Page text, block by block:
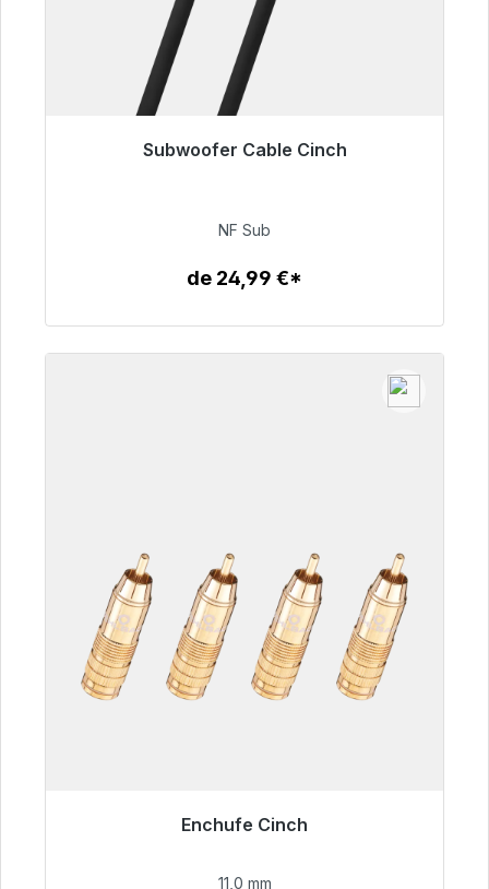
Subwoofer Cable Cinch
Listo para envío inmediato, plazo de entrega
63,99 €
NF Sub
de 24,99 €*
Enchufe Cinch
Listo para envío inmediato, plazo de entrega
11,0 mm